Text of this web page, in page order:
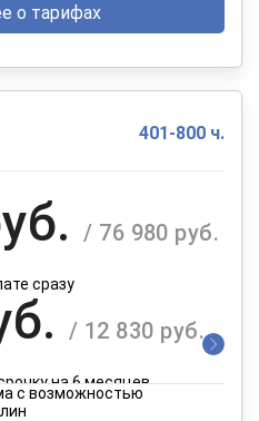
о тарифах
401-800 ч.
/ 76 980 руб.
сразу
/ 12 830 руб.
на 6 месяцев
с возможностью